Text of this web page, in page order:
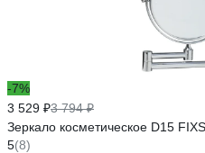
-7%
3 529 ₽3 794 ₽
Зеркало косметическое D15
5(8)